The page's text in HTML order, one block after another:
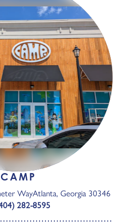
CAMP
WayAtlanta, Georgia 30346
282-8595